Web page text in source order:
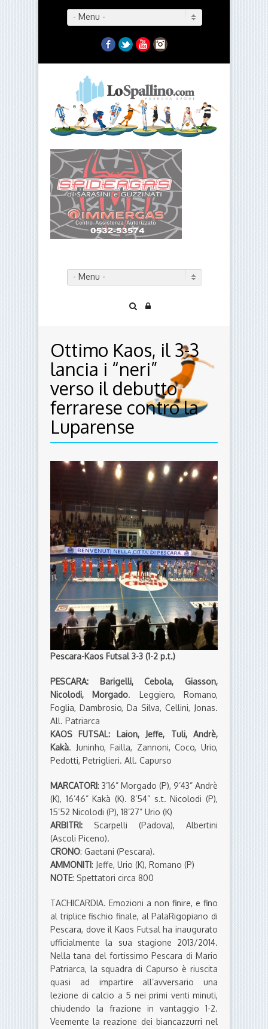
- Menu -
Facebook
TwitterYouTubeInstagram
- Menu -
Ottimo Kaos, il 3-3
lancia i “neri”
verso il debutto
ferrarese contro la
Luparense
Pescara-Kaos Futsal 3-3 (1-2 p.t.)
PESCARA: Barigelli, Cebola, Giasson,
Nicolodi, Morgado. Leggiero, Romano,
Foglia, Dambrosio, Da Silva, Cellini, Jonas.
All. Patriarca
KAOS FUTSAL: Laion, Jeffe, Tuli, Andrè,
Kakà. Juninho, Failla, Zannoni, Coco, Urio,
Pedotti, Petriglieri. All. Capurso
MARCATORI: 3’16” Morgado (P), 9’43” Andrè
(K), 16’46” Kakà (K). 8’54” s.t. Nicolodi (P),
15’52 Nicolodi (P), 18’27” Urio (K)
ARBITRI: Scarpelli (Padova), Albertini
(Ascoli Piceno).
CRONO: Gaetani (Pescara).
AMMONITI: Jeffe, Urio (K), Romano (P)
NOTE: Spettatori circa 800
TACHICARDIA. Emozioni a non finire, e fino
al triplice fischio finale, al PalaRigopiano di
Pescara, dove il Kaos Futsal ha inaugurato
ufficialmente la sua stagione 2013/2014.
Nella tana del fortissimo Pescara di Mario
Patriarca, la squadra di Capurso è riuscita
quasi ad impartire all’avversario una
lezione di calcio a 5 nei primi venti minuti,
chiudendo la frazione in vantaggio 1-2.
Veemente la reazione dei biancazzurri nel